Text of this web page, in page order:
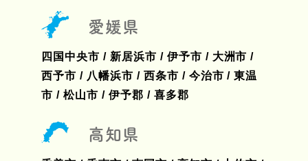
愛媛県
四国中央市 / 新居浜市 / 伊予市 / 大洲市 /
西予市 / 八幡浜市 / 西条市 / 今治市 / 東温
市 / 松山市 / 伊予郡 / 喜多郡
高知県